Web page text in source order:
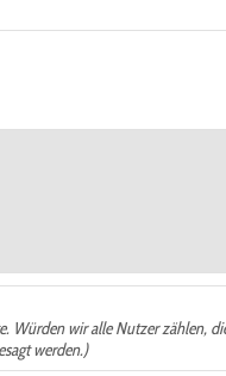
wir alle Nutzer zählen,
werden.)